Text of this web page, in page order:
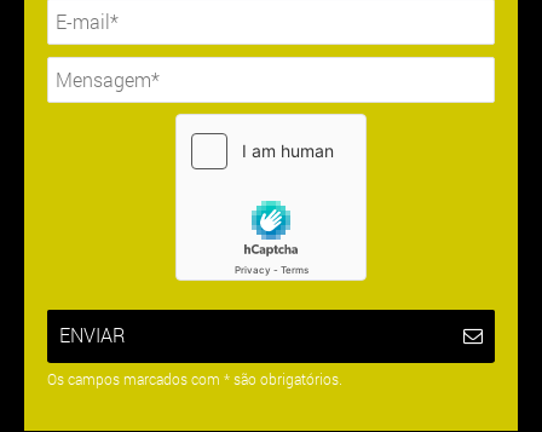
ENVIAR
Os campos marcados com * são obrigatórios.